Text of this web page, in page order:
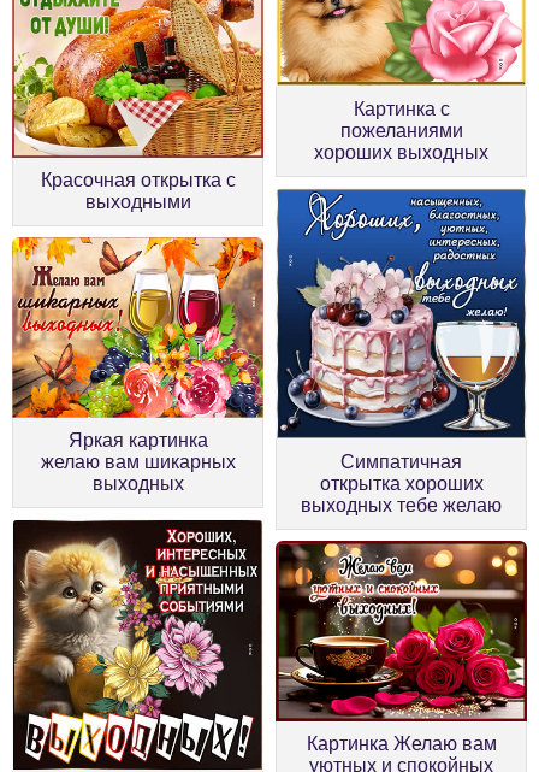
Красочная открытка с
выходными
Картинка с
пожеланиями
хороших выходных
Яркая картинка
желаю вам шикарных
выходных
Симпатичная
открытка хороших
выходных тебе желаю
Картинка Желаю вам
уютных и спокойных